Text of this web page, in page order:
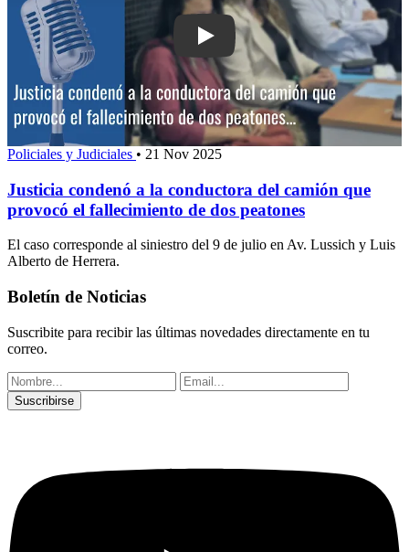
Play: Justicia condenó a la
Policiales y Judiciales • 21 Nov 2025
Justicia condenó a la conductora del camión que
provocó el fallecimiento de dos peatones
El caso corresponde al siniestro del 9 de julio en Av. Lussich y Luis
Alberto de Herrera.
Boletín de Noticias
Suscribite para recibir las últimas novedades directamente en tu
correo.
Suscribirse